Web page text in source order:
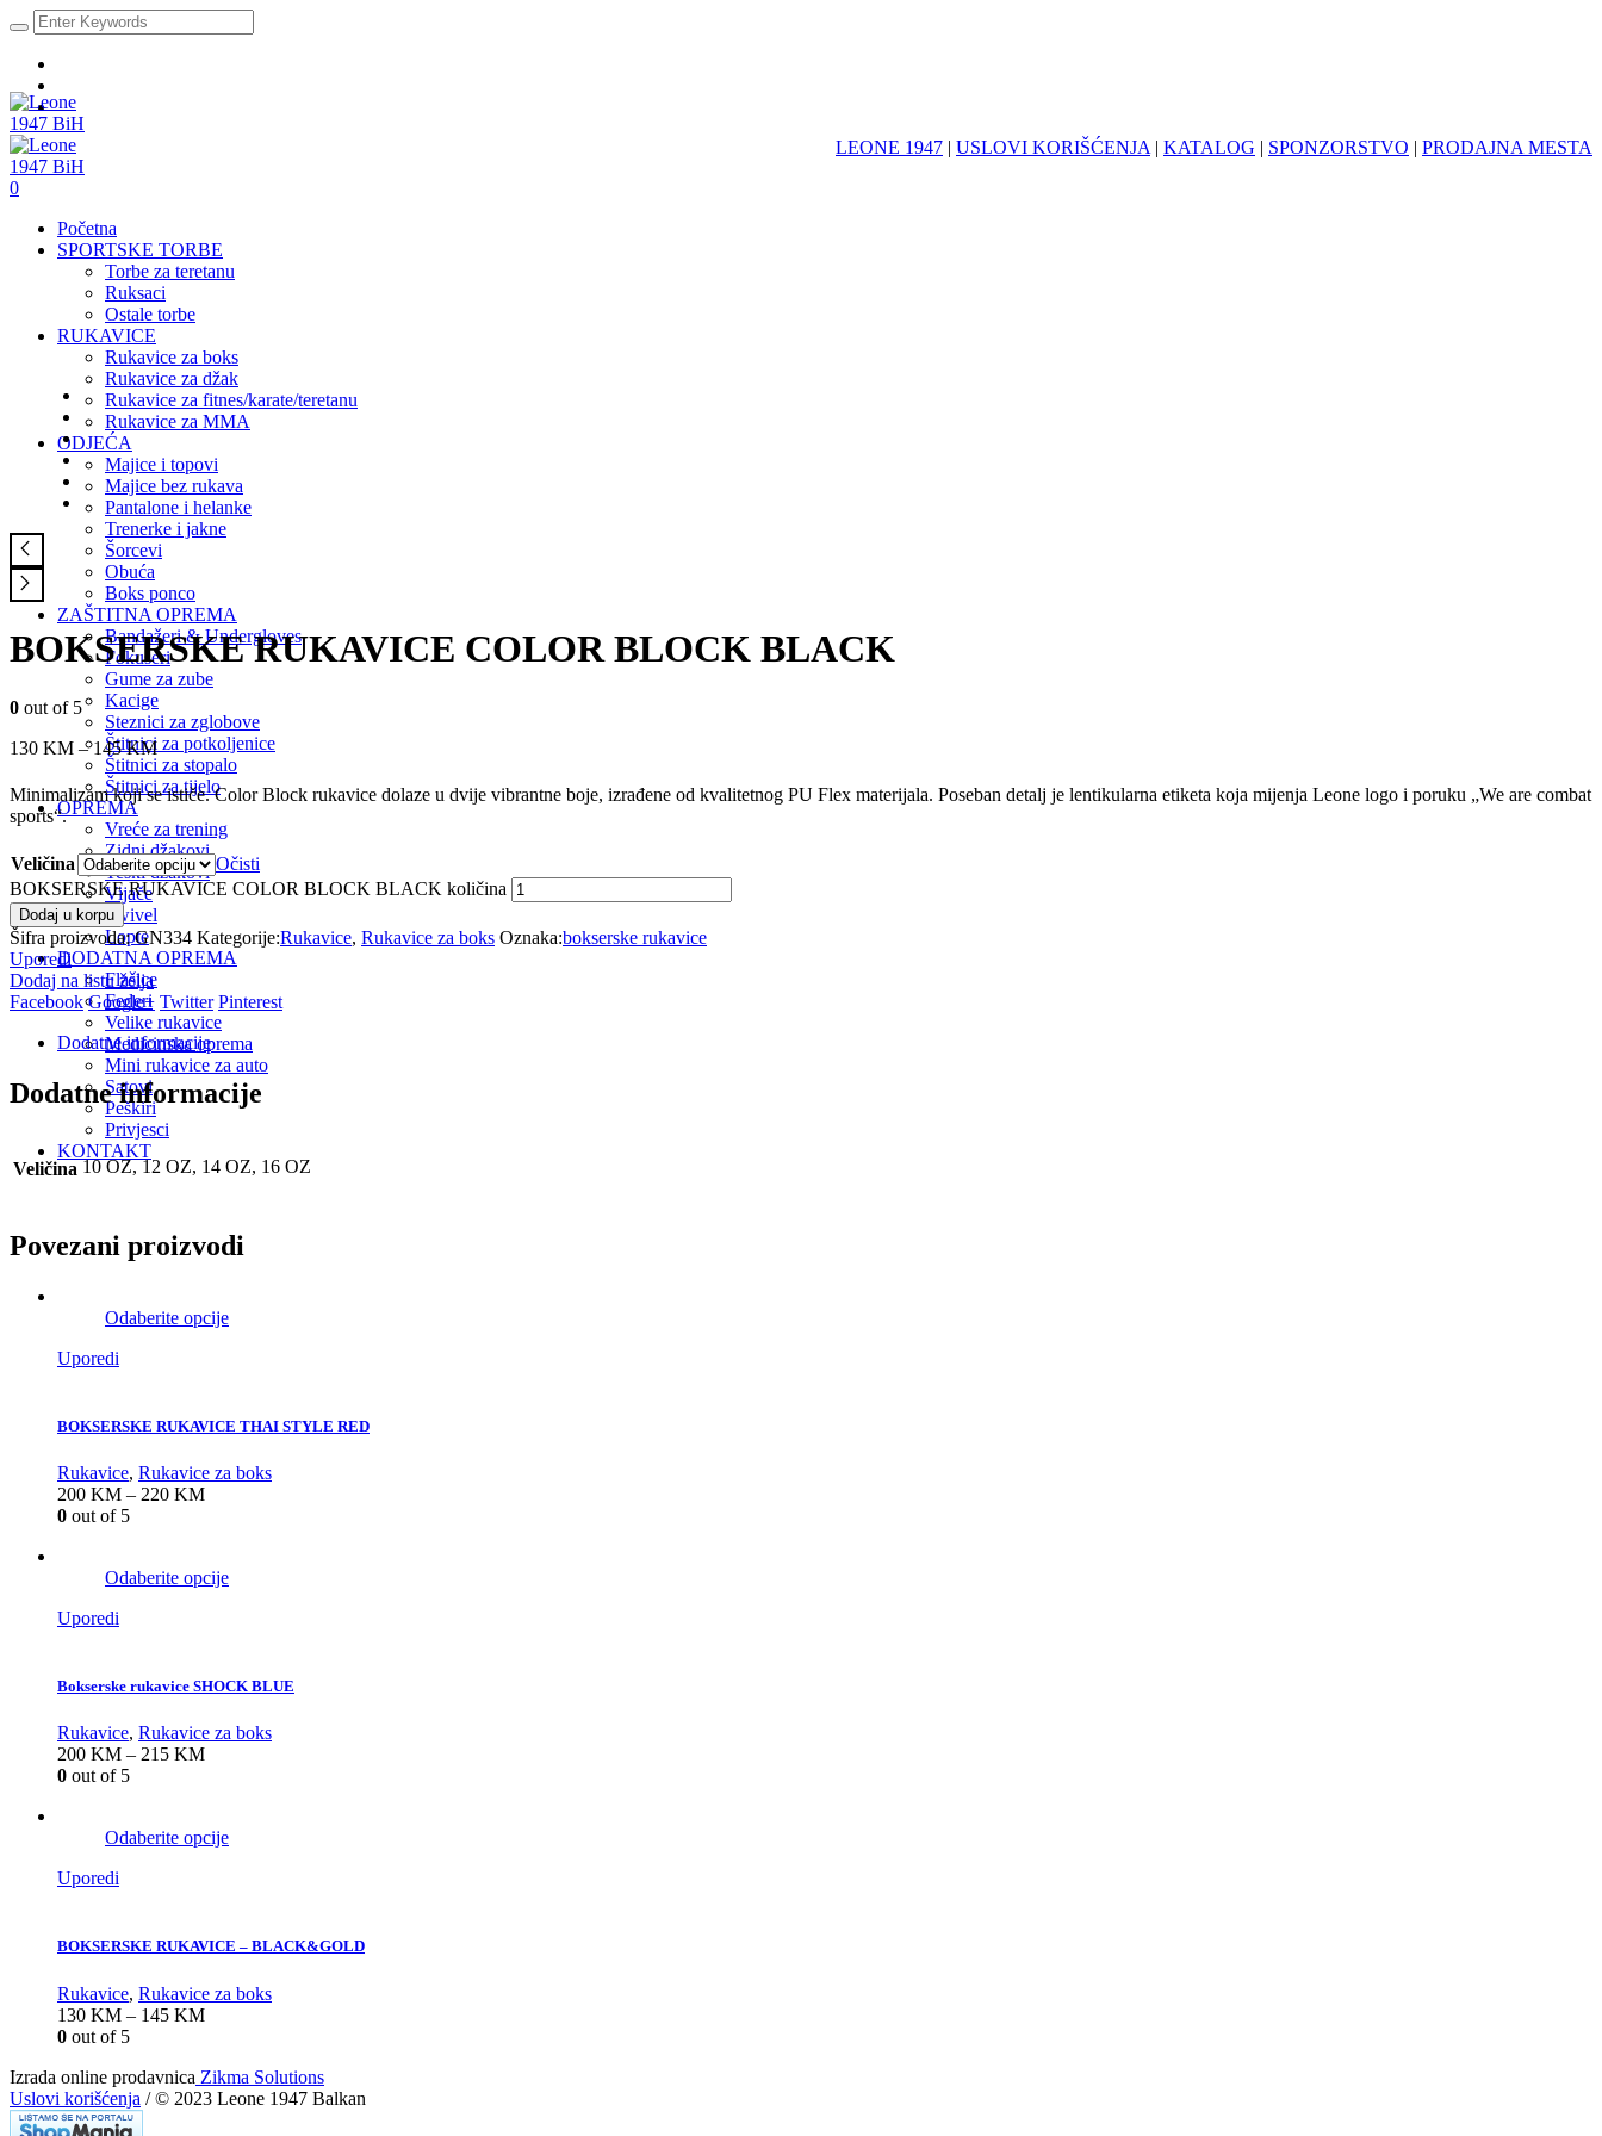
LEONE 1947 | USLOVI KORIŠĆENJA | KATALOG | SPONZORSTVO | PRODAJNA MESTA
0
Početna
SPORTSKE TORBE
Torbe za teretanu
Ruksaci
Ostale torbe
RUKAVICE
Rukavice za boks
Rukavice za džak
Rukavice za fitnes/karate/teretanu
Rukavice za MMA
ODJEĆA
Majice i topovi
Majice bez rukava
Pantalone i helanke
Trenerke i jakne
Šorcevi
Obuća
Boks ponco
ZAŠTITNA OPREMA
Bandažeri & Undergloves
Fokuseri
Gume za zube
Kacige
Steznici za zglobove
Štitnici za potkoljenice
Štitnici za stopalo
Štitnici za tijelo
OPREMA
Vreće za trening
Zidni džakovi
Teški džakovi
Vijače
Swivel
Lopte
DODATNA OPREMA
Flašice
Federi
Velike rukavice
Medicinska oprema
Mini rukavice za auto
Satovi
Peškiri
Privjesci
KONTAKT
BOKSERSKE RUKAVICE COLOR BLOCK BLACK
0 out of 5
130 KM –145 KM
Minimalizam koji se ističe. Color Block rukavice dolaze u dvije vibrantne boje, izrađene od kvalitetnog PU Flex materijala. Poseban detalj je lentikularna etiketa koja mijenja Leone logo i poruku „We are combat
sports“.
Veličina
Očisti
BOKSERSKE RUKAVICE COLOR BLOCK BLACK količina
Dodaj u korpu
Šifra proizvoda:GN334 Kategorije:Rukavice, Rukavice za boks Oznaka:bokserske rukavice
Uporedi
Dodaj na listu želja
Facebook Google+ Twitter Pinterest
Dodatne informacije
Dodatne informacije
Veličina 10 OZ, 12 OZ, 14 OZ, 16 OZ
Povezani proizvodi
Odaberite opcije
Uporedi
BOKSERSKE RUKAVICE THAI STYLE RED
Rukavice, Rukavice za boks
200 KM – 220 KM
0 out of 5
Odaberite opcije
Uporedi
Bokserske rukavice SHOCK BLUE
Rukavice, Rukavice za boks
200 KM – 215 KM
0 out of 5
Odaberite opcije
Uporedi
BOKSERSKE RUKAVICE – BLACK&GOLD
Rukavice, Rukavice za boks
130 KM – 145 KM
0 out of 5
Izrada online prodavnica Zikma Solutions
Uslovi korišćenja / © 2023 Leone 1947 Balkan